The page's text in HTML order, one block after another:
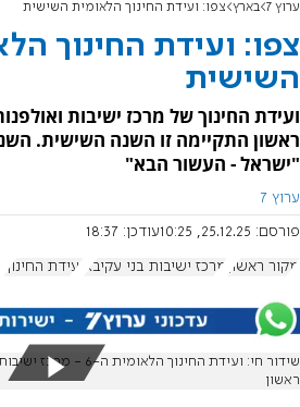
ערוץ 7 בארץ צפו: ועידת החינוך הלאומית השישית
צפו: ועידת החינוך
השישית
ועידת החינוך של מרכז ישיבות
ראשון התקיימה זו השנה השישית.
"ישראל - העשור הבא"
ערוץ 7
פורסם: 25.12.25, 10:25 עודכן: 18:37
מקור ראשון מרכז ישיבות בני עקיבא ועידת החינוך
שידור חי: ועידת החינוך
ראשון